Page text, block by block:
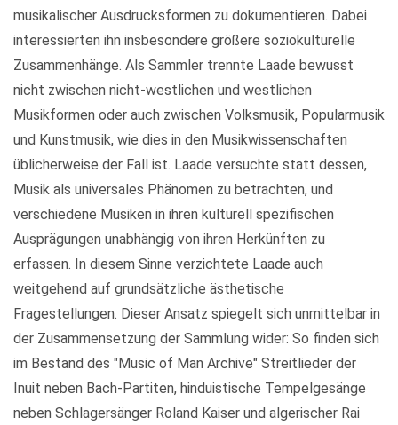
musikalischer Ausdrucksformen zu dokumentieren. Dabei
interessierten ihn insbesondere größere soziokulturelle
Zusammenhänge. Als Sammler trennte Laade bewusst
nicht zwischen nicht-westlichen und westlichen
Musikformen oder auch zwischen Volksmusik, Popularmusik
und Kunstmusik, wie dies in den Musikwissenschaften
üblicherweise der Fall ist. Laade versuchte statt dessen,
Musik als universales Phänomen zu betrachten, und
verschiedene Musiken in ihren kulturell spezifischen
Ausprägungen unabhängig von ihren Herkünften zu
erfassen. In diesem Sinne verzichtete Laade auch
weitgehend auf grundsätzliche ästhetische
Fragestellungen. Dieser Ansatz spiegelt sich unmittelbar in
der Zusammensetzung der Sammlung wider: So finden sich
im Bestand des "Music of Man Archive" Streitlieder der
Inuit neben Bach-Partiten, hinduistische Tempelgesänge
neben Schlagersänger Roland Kaiser und algerischer Rai